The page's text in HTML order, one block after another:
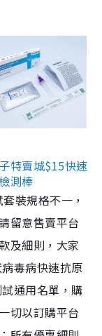
特賣城$15快速
測棒
裝規格不一，
留意售賣平台
及細則，大家
毒病快速抗原
通用名單，購
切以訂購平台